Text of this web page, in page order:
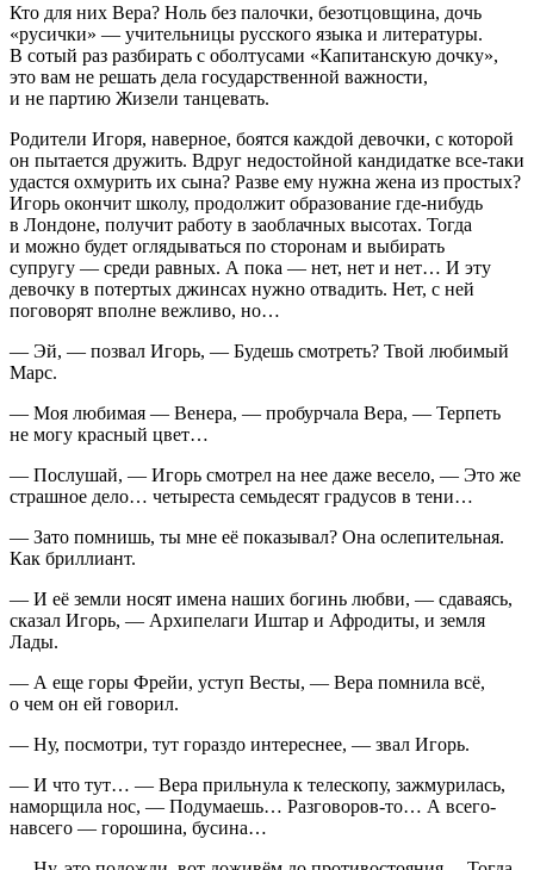
Кто для них Вера? Ноль без палочки, безотцовщина, дочь
«русички» — учительницы русского языка и литературы.
В сотый раз разбирать с оболтусами «Капитанскую дочку»,
это вам не решать дела государственной важности,
и не партию Жизели танцевать.
Родители Игоря, наверное, боятся каждой девочки, с которой
он пытается дружить. Вдруг недостойной кандидатке все-таки
удастся охмурить их сына? Разве ему нужна жена из простых?
Игорь окончит школу, продолжит образование где-нибудь
в Лондоне, получит работу в заоблачных высотах. Тогда
и можно будет оглядываться по сторонам и выбирать
супругу — среди равных. А пока — нет, нет и нет… И эту
девочку в потертых джинсах нужно отвадить. Нет, с ней
поговорят вполне вежливо, но…
— Эй, — позвал Игорь, — Будешь смотреть? Твой любимый
Марс.
— Моя любимая — Венера, — пробурчала Вера, — Терпеть
не могу красный цвет…
— Послушай, — Игорь смотрел на нее даже весело, — Это же
страшное дело… четыреста семьдесят градусов в тени…
— Зато помнишь, ты мне её показывал? Она ослепительная.
Как бриллиант.
— И её земли носят имена наших богинь любви, — сдаваясь,
сказал Игорь, — Архипелаги Иштар и Афродиты, и земля
Лады.
— А еще горы Фрейи, уступ Весты, — Вера помнила всё,
о чем он ей говорил.
— Ну, посмотри, тут гораздо интереснее, — звал Игорь.
— И что тут… — Вера прильнула к телескопу, зажмурилась,
наморщила нос, — Подумаешь… Разговоров-то… А всего-
навсего — горошина, бусина…